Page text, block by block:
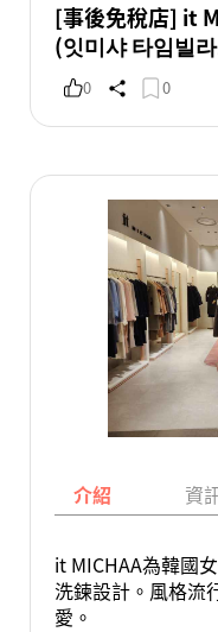
[事後免稅店] it
(잇미샤 타임빌
0 0
介紹 資
it MICHAA為韓國
洗鍊設計。風格流
愛。